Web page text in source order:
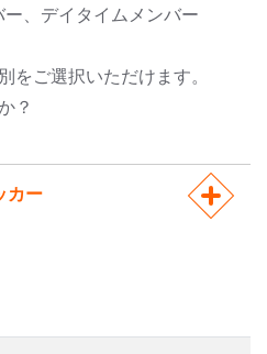
、デイタイムメンバー
をご選択いただけます。
？
カー